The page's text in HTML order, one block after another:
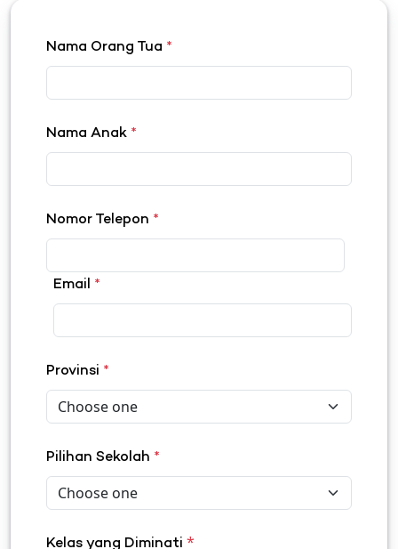
Nama Orang Tua *
Nama Anak *
Nomor Telepon *
Email *
Provinsi *
Pilihan Sekolah *
Kelas yang Diminati *